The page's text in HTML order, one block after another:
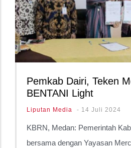
Pemkab Dairi, Teken
BENTANI Light
Liputan Media - 14 Juli 2024
KBRN, Medan: Pemerintah
bersama dengan Yayasan